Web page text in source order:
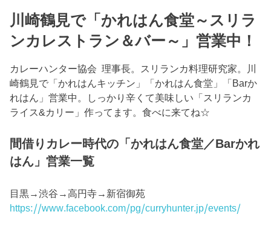
川崎鶴見で「かれはん食堂～スリラ
ンカレストラン＆バー～」営業中！
カレーハンター協会 理事長。スリランカ料理研究家。川
崎鶴見で「かれはんキッチン」「かれはん食堂」「Barか
れはん」営業中。しっかり辛くて美味しい「スリランカ
ライス&カリー」作ってます。食べに来てね☆
間借りカレー時代の「かれはん食堂／Barかれ
はん」営業一覧
目黒→渋谷→高円寺→新宿御苑
https://www.facebook.com/pg/curryhunter.jp/events/